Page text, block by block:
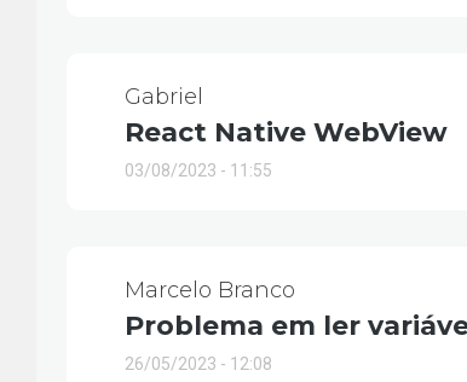
Gabriel
React Native WebView
03/08/2023 - 11:55
Marcelo Branco
Problema em ler
26/05/2023 - 12:08